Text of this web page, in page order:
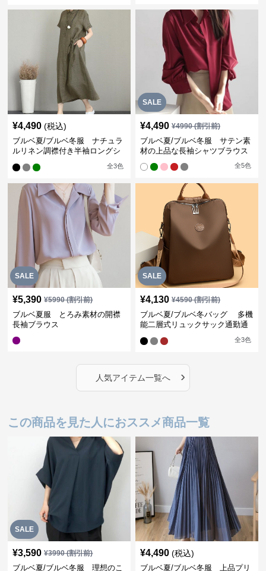
¥4,490 (税込)
ブルベ夏/ブルベ冬服 ナチュラ
ルリネン調襟付き半袖ロングシ
全3色
SALE
¥4,490 ¥4990(割引前)
ブルベ夏/ブルベ冬服 サテン素
材の上品な長袖シャツブラウス
全5色
SALE
¥5,390 ¥5990(割引前)
ブルベ夏服 とろみ素材の開襟
長袖ブラウス
SALE
¥4,130 ¥4590(割引前)
ブルベ夏/ブルベ冬バッグ 多機
能二層式リュックサック通勤通
全3色
人気アイテム一覧へ ›
この商品を見た人におススメ商品一覧
SALE
¥3,590 ¥3990(割引前)
ブルベ夏/ブルベ冬服 理想のこ
¥4,490 (税込)
ブルベ夏/ブルベ冬服 上品プリ